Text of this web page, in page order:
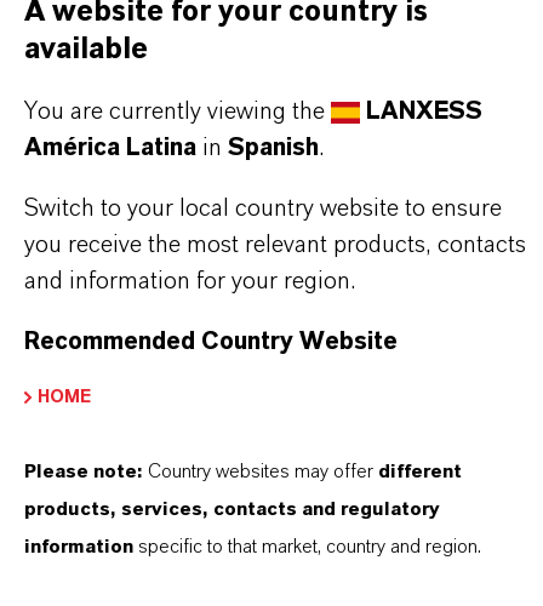
Aquí puedes descargar las fichas técnicas de los
productos. Al seleccionar una opción de los menús
Ficha técnica
SELECCIONA UN ÁREA JURÍDICA
SELECCIONA EL IDIOMA
A website for your country is
available
You are currently viewing the
LANXESS
América Latina in Spanish.
Switch to your local country website to ensure
you receive the most relevant products, contacts
and information for your region.
Recommended Country Website
HOME
Please note: Country websites may offer different
products, services, contacts and regulatory
information specific to that market, country and region.